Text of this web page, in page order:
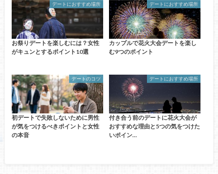
デートにおすすめ場所
お祭りデートを楽しむには？女性
がキュンとするポイント10選
デートにおすすめ場所
カップルで花火大会デートを楽し
む9つのポイント
デートのコツ
初デートで失敗しないために男性
が気をつけるべきポイントと女性
の本音
デートにおすすめ場所
付き合う前のデートに花火大会が
おすすめな理由と5つの気をつけた
いポイン…